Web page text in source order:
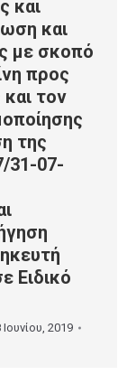
και
και
με σκοπό
προς
τον
της
31-07-
Ειδικό
Ιουνίου, 2019